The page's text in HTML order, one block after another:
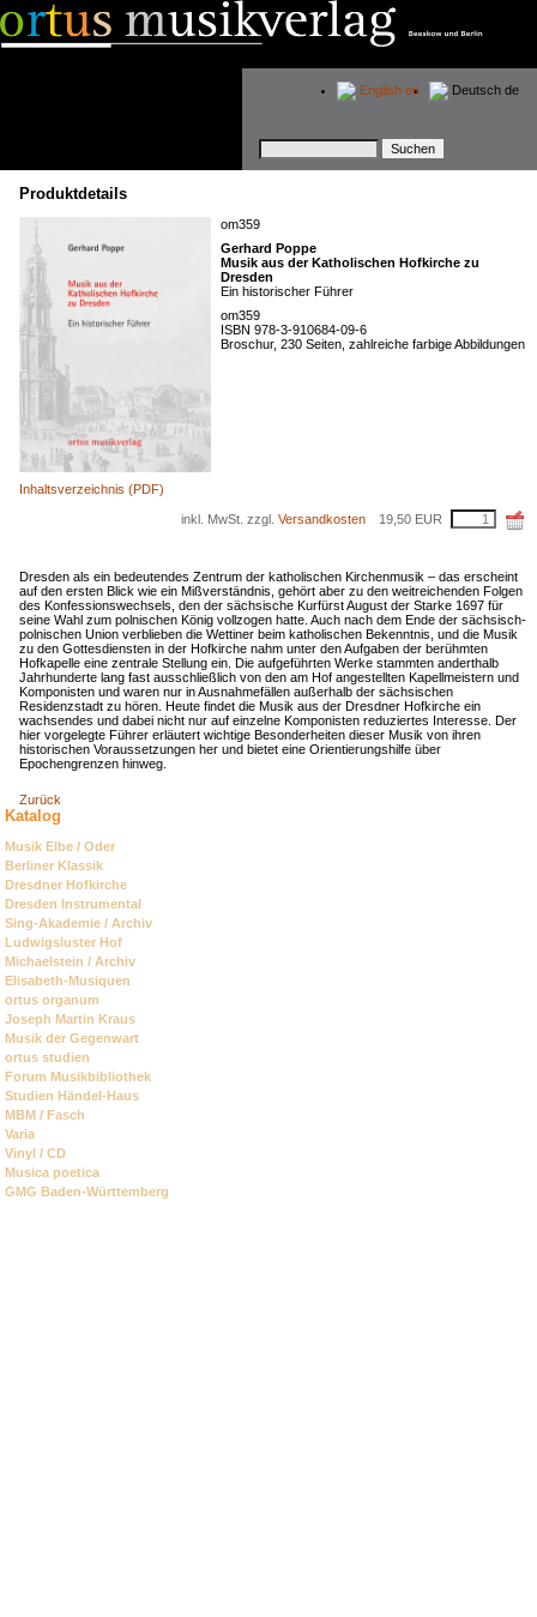
Suchbegriffe
Deutsch de
English en
Produktdetails
om359
Gerhard Poppe
Musik aus der Katholischen Hofkirche zu
Dresden
Ein historischer Führer
om359
ISBN 978-3-910684-09-6
Broschur, 230 Seiten, zahlreiche farbige Abbildungen
Inhaltsverzeichnis (PDF)
inkl. MwSt. zzgl. Versandkosten 19,50 EUR
Dresden als ein bedeutendes Zentrum der katholischen Kirchenmusik – das erscheint
auf den ersten Blick wie ein Mißverständnis, gehört aber zu den weitreichenden Folgen
des Konfessionswechsels, den der sächsische Kurfürst August der Starke 1697 für
seine Wahl zum polnischen König vollzogen hatte. Auch nach dem Ende der sächsisch-
polnischen Union verblieben die Wettiner beim katholischen Bekenntnis, und die Musik
zu den Gottesdiensten in der Hofkirche nahm unter den Aufgaben der berühmten
Hofkapelle eine zentrale Stellung ein. Die aufgeführten Werke stammten anderthalb
Jahrhunderte lang fast ausschließlich von den am Hof angestellten Kapellmeistern und
Komponisten und waren nur in Ausnahmefällen außerhalb der sächsischen
Residenzstadt zu hören. Heute findet die Musik aus der Dresdner Hofkirche ein
wachsendes und dabei nicht nur auf einzelne Komponisten reduziertes Interesse. Der
hier vorgelegte Führer erläutert wichtige Besonderheiten dieser Musik von ihren
historischen Voraussetzungen her und bietet eine Orientierungshilfe über
Epochengrenzen hinweg.
Zurück
Katalog
Navigation
überspringen
Musik Elbe / Oder
Berliner Klassik
Dresdner Hofkirche
Dresden Instrumental
Sing-Akademie / Archiv
Ludwigsluster Hof
Michaelstein / Archiv
Elisabeth-Musiquen
ortus organum
Joseph Martin Kraus
Musik der Gegenwart
ortus studien
Forum Musikbibliothek
Studien Händel-Haus
MBM / Fasch
Varia
Vinyl / CD
Musica poetica
GMG Baden-Württemberg